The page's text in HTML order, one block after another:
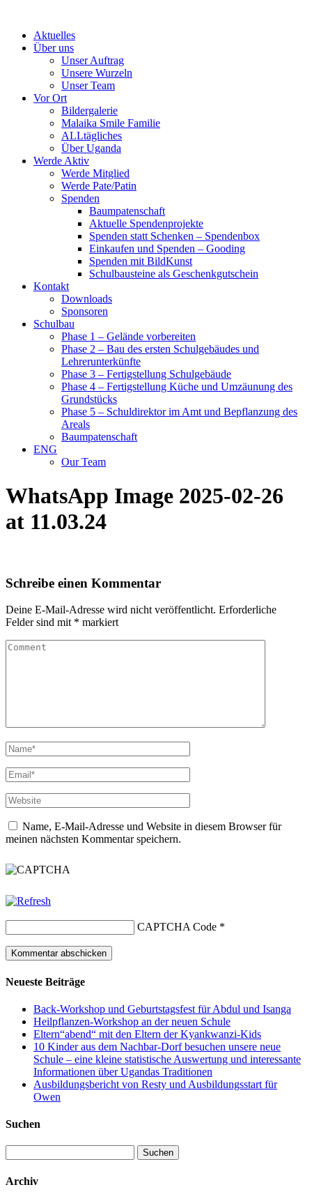
contentAktuelles
Über uns
Unser Auftrag
Unsere Wurzeln
Unser Team
Vor Ort
Bildergalerie
Malaika Smile Familie
ALLtägliches
Über Uganda
Werde Aktiv
Werde Mitglied
Werde Pate/Patin
Spenden
Baumpatenschaft
Aktuelle Spendenprojekte
Spenden statt Schenken – Spendenbox
Einkaufen und Spenden – Gooding
Spenden mit BildKunst
Schulbausteine als Geschenkgutschein
Kontakt
Downloads
Sponsoren
Schulbau
Phase 1 – Gelände vorbereiten
Phase 2 – Bau des ersten Schulgebäudes und
Lehrerunterkünfte
Phase 3 – Fertigstellung Schulgebäude
Phase 4 – Fertigstellung Küche und Umzäunung des
Grundstücks
Phase 5 – Schuldirektor im Amt und Bepflanzung des
Areals
Baumpatenschaft
ENG
Our Team
WhatsApp Image 2025-02-26
at 11.03.24
Schreibe einen Kommentar
Deine E-Mail-Adresse wird nicht veröffentlicht. Erforderliche
Felder sind mit * markiert
Name, E-Mail-Adresse und Website in diesem Browser für
meinen nächsten Kommentar speichern.
CAPTCHA Code *
Neueste Beiträge
Back-Workshop und Geburtstagsfest für Abdul und Isanga
Heilpflanzen-Workshop an der neuen Schule
Eltern“abend“ mit den Eltern der Kyankwanzi-Kids
10 Kinder aus dem Nachbar-Dorf besuchen unsere neue
Schule – eine kleine statistische Auswertung und interessante
Informationen über Ugandas Traditionen
Ausbildungsbericht von Resty und Ausbildungsstart für
Owen
Suchen
nach:
Archiv